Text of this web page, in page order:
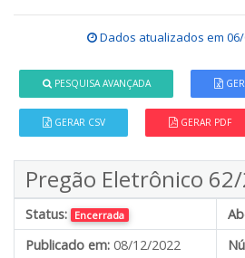
Dados atualizados em
PESQUISA AVANÇADA
GERAR CSV GERAR PDF
Pregão Eletrônico
Status: Encerrada
Publicado em: 08/12/2022